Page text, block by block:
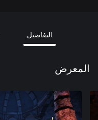
التفاصيل
المعرض